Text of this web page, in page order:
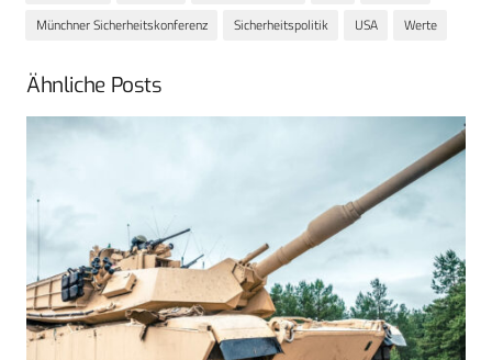
Münchner Sicherheitskonferenz
Sicherheitspolitik USA Werte
Ähnliche Posts